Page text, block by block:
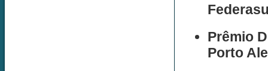
Prêmio
Porto